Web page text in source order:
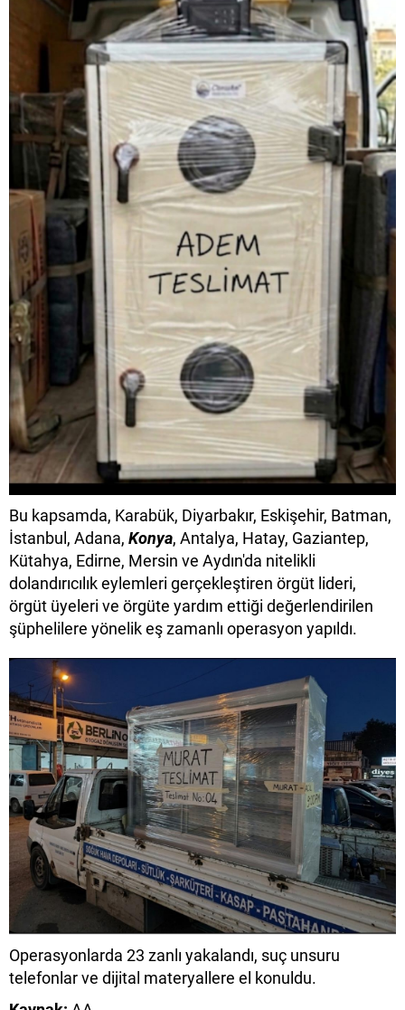
Bu kapsamda, Karabük, Diyarbakır, Eskişehir, Batman,
İstanbul, Adana, Konya, Antalya, Hatay, Gaziantep,
Kütahya, Edirne, Mersin ve Aydın'da nitelikli
dolandırıcılık eylemleri gerçekleştiren örgüt lideri,
örgüt üyeleri ve örgüte yardım ettiği değerlendirilen
şüphelilere yönelik eş zamanlı operasyon yapıldı.
Operasyonlarda 23 zanlı yakalandı, suç unsuru
telefonlar ve dijital materyallere el konuldu.